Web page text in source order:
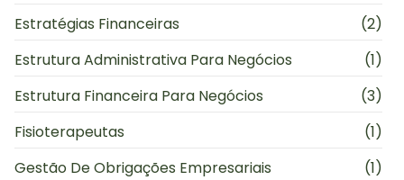
Estratégias Financeiras
(2)
Estrutura Administrativa Para Negócios
(1)
Estrutura Financeira Para Negócios
(3)
Fisioterapeutas
(1)
Gestão De Obrigações Empresariais
(1)